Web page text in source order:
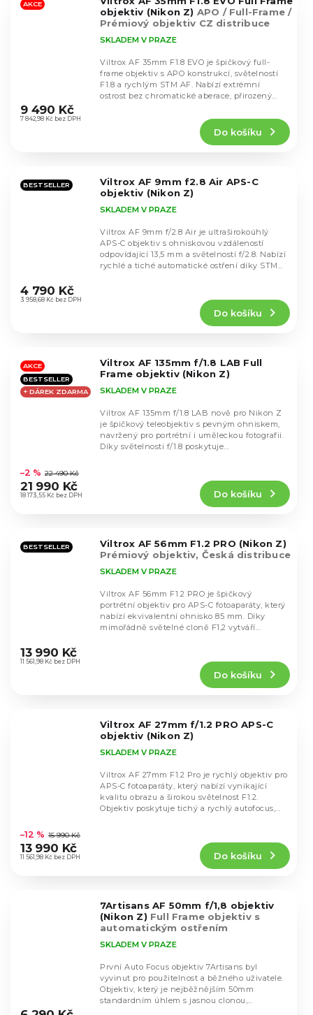
hvězdiček.
AKCE
objektiv (Nikon Z) APO / Full-Frame /
Prémiový objektiv CZ distribuce
hodnocení
produktu
hvězdiček.
SKLADEM V PRAZE
7 842,98 Kč bez DPH
9 490 Kč
Do košíku
Viltrox AF 35mm F1.8 EVO je špičkový full-
frame objektiv s APO konstrukcí, světelností
F1.8 a rychlým STM AF. Nabízí extrémní
ostrost bez chromatické aberace, přirozený
BESTSELLER
Viltrox AF 9mm f2.8 Air APS-C
objektiv (Nikon Z)
hodnocení
produktu
hvězdiček.
SKLADEM V PRAZE
3 958,68 Kč bez DPH
4 790 Kč
Do košíku
Viltrox AF 9mm f/2.8 Air je ultraširokoúhlý
APS-C objektiv s ohniskovou vzdáleností
odpovídající 13,5 mm a světelností f/2.8. Nabízí
rychlé a tiché automatické ostření díky STM...
AKCE
BESTSELLER
+ DÁREK ZDARMA
Viltrox AF 135mm f/1.8 LAB Full
Frame objektiv (Nikon Z)
hodnocení
produktu
je
hvězdiček.
SKLADEM V PRAZE
18 173,55 Kč bez DPH
–2 % 22 490 Kč
21 990 Kč
Do košíku
Viltrox AF 135mm f/1.8 LAB nově pro Nikon Z
je špičkový teleobjektiv s pevným ohniskem,
navržený pro portrétní i uměleckou fotografii.
Díky světelnosti f/1.8 poskytuje...
BESTSELLER
Viltrox AF 56mm F1.2 PRO (Nikon Z)
Prémiový objektiv, Česká distribuce
hodnocení
produktu
SKLADEM V PRAZE
11 561,98 Kč bez DPH
13 990 Kč
Do košíku
Viltrox AF 56mm F1.2 PRO je špičkový
portrétní objektiv pro APS-C fotoaparáty, který
nabízí ekvivalentní ohnisko 85 mm. Díky
mimořádně světelné cloně F1,2 vytváří
Viltrox AF 27mm f/1.2 PRO APS-C
objektiv (Nikon Z)
hodnocení
produktu
je
SKLADEM V PRAZE
11 561,98 Kč bez DPH
–12 % 15 990 Kč
13 990 Kč
Do košíku
Viltrox AF 27mm F1.2 Pro je rychlý objektiv pro
APS-C fotoaparáty, který nabízí vynikající
kvalitu obrazu a širokou světelnost F1.2.
Objektiv poskytuje tichý a rychlý autofocus,...
7Artisans AF 50mm f/1,8 objektiv
(Nikon Z) Full Frame objektiv s
automatickým ostřením
hodnocení
SKLADEM V PRAZE
První Auto Focus objektiv 7Artisans byl
vyvinut pro použitelnost a běžného uživatele.
Objektiv, který je nejběžnějším 50mm
standardním úhlem s jasnou clonou,